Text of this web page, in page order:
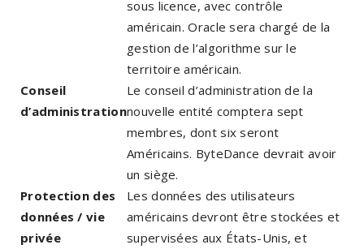
sous licence, avec contrôle
américain. Oracle sera chargé de la
gestion de l’algorithme sur le
territoire américain.
Conseil
d’administration
Le conseil d’administration de la
nouvelle entité comptera sept
membres, dont six seront
Américains. ByteDance devrait avoir
un siège.
Protection des
données / vie
privée
Les données des utilisateurs
américains devront être stockées et
supervisées aux États-Unis, et